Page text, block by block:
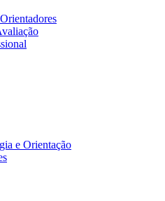
e Orientação